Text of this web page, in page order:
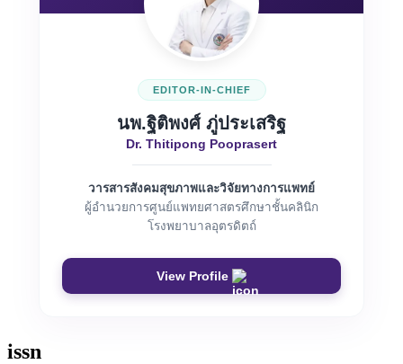
EDITOR-IN-CHIEF
นพ.ฐิติพงศ์ ภู่ประเสริฐ
Dr. Thitipong Pooprasert
วารสารสังคมสุขภาพและวิจัยทางการแพทย์
ผู้อำนวยการศูนย์แพทยศาสตรศึกษาชั้นคลินิก
โรงพยาบาลอุตรดิตถ์
View Profile
issn